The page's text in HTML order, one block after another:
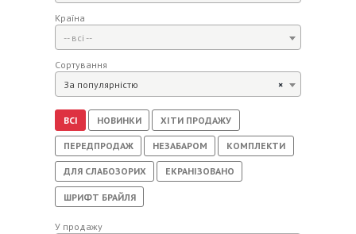
Країна
-- всі --
Сортування
×
За популярністю
ВСІ НОВИНКИ ХІТИ ПРОДАЖУ
ПЕРЕДПРОДАЖ НЕЗАБАРОМ КОМПЛЕКТИ
ДЛЯ СЛАБОЗОРИХ ЕКРАНІЗОВАНО
ШРИФТ БРАЙЛЯ
У продажу